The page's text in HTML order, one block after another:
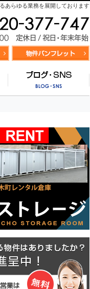
あらゆる業務を展開しております
資料請求・お問合せ